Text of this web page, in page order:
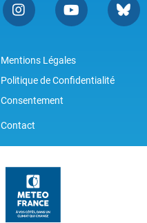
Mentions Légales
Politique de Confidentialité
Consentement
Contact